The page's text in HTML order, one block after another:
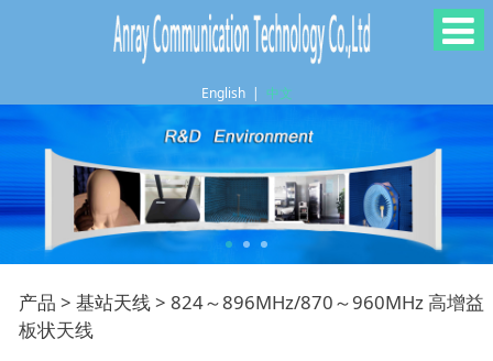
English | 中文
824～896MHz/870～
产品 > 基站天线> 824～896MHz/870～960MHz 高增益
板状天线